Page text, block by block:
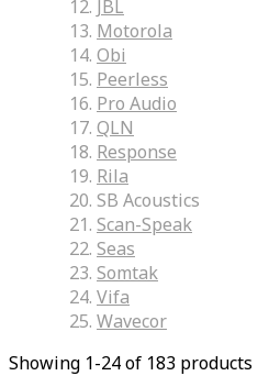
JBL
Motorola
Obi
Peerless
Pro Audio
QLN
Response
Rila
SB Acoustics
Scan-Speak
Seas
Somtak
Vifa
Wavecor
Showing 1-24 of 183 products